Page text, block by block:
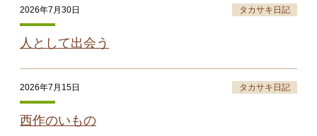
2026年7月30日 タカサキ日記
人として出会う
2026年7月15日 タカサキ日記
西作のいもの